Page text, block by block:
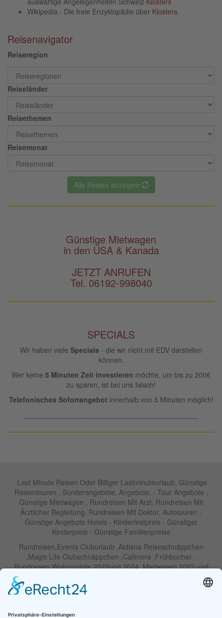
Wikipedia - Die freie Enzyklopädie über Klosters
Reisenavigator
Reiseregion
Reiseländer
Reisethemen
Reisemonat
Alle Reisen anzeigen
Günstige Mietwagen
in den USA & Kanada
JETZT ANRUFEN
Tel. 06192-998040
SPECIALS
Wir haben viele Specials - die wir nicht mit EDV darstellen
können.
Wer keine 5 Minuten Zeit investieren möchte, um bis zu 200€
zu sparen, ist bei uns falsch!
Telefonisches Sofortangebot innerhalb von 5 Minuten möglich!
Last Minute Reisen Oder Billiger Lastminuteurlaub, Günstige
Reisentouren , Sonderangebote, Angebote, - Tour Angebote ,
Günstige Mietwagen , Rundreisen Mit Arzt, Rundreisen Mit
Ärztlicher Begleitung, Rundreisen Mit Doktor, Autotouren -
Günstige Angebote Hotels - Kinderfestpreis - Günstiger
Kinderpreis - Günstige Familienpreise
Rundreisen,Events Cluburlaub ,Aldiana Reiseschnäppchen
,Magic Life Clubschnäppchen ,Calimera ,Frühbucher ,
Rundreisen Wohnmobile 2023und 2024 ,Mietwagen 2022 und
Weihnachtreisen 2022 und 2023 , Silvesterreisen 2022 und 2032,
Namibia, Wohnmobile , Billige Angebote, Touren,Angebote Für
Mietwagentouren , Billige Lastminute Angebote Für